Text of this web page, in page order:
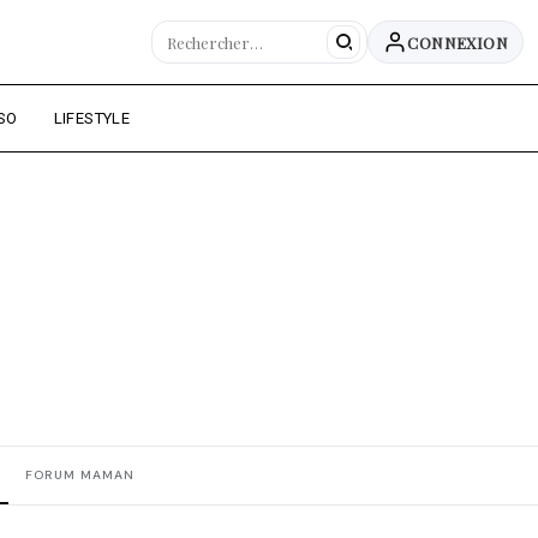
CONNEXION
LIFESTYLE
FORUM MAMAN